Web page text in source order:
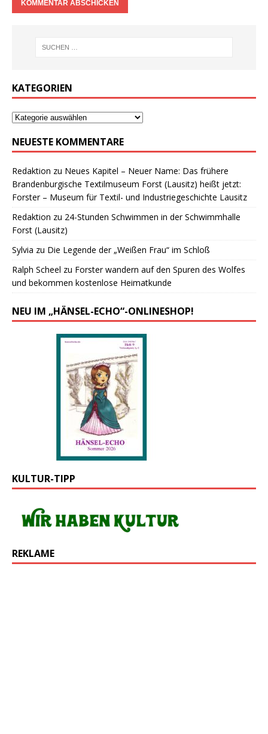
KATEGORIEN
NEUESTE KOMMENTARE
Redaktion zu Neues Kapitel – Neuer Name: Das frühere
Brandenburgische Textilmuseum Forst (Lausitz) heißt jetzt:
Forster – Museum für Textil- und Industriegeschichte Lausitz
Redaktion zu 24-Stunden Schwimmen in der Schwimmhalle
Forst (Lausitz)
Sylvia zu Die Legende der „Weißen Frau“ im Schloß
Ralph Scheel zu Forster wandern auf den Spuren des Wolfes
und bekommen kostenlose Heimatkunde
NEU IM „HÄNSEL-ECHO“-ONLINESHOP!
KULTUR-TIPP
REKLAME